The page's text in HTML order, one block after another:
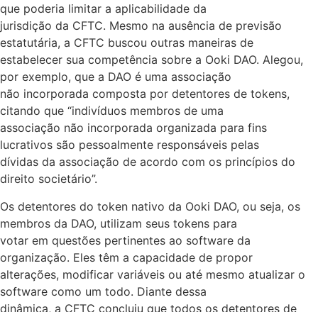
que poderia limitar a aplicabilidade da
jurisdição da CFTC. Mesmo na ausência de previsão
estatutária, a CFTC buscou outras maneiras de
estabelecer sua competência sobre a Ooki DAO. Alegou,
por exemplo, que a DAO é uma associação
não incorporada composta por detentores de tokens,
citando que “indivíduos membros de uma
associação não incorporada organizada para fins
lucrativos são pessoalmente responsáveis pelas
dívidas da associação de acordo com os princípios do
direito societário”.
Os detentores do token nativo da Ooki DAO, ou seja, os
membros da DAO, utilizam seus tokens para
votar em questões pertinentes ao software da
organização. Eles têm a capacidade de propor
alterações, modificar variáveis ou até mesmo atualizar o
software como um todo. Diante dessa
dinâmica, a CFTC concluiu que todos os detentores de